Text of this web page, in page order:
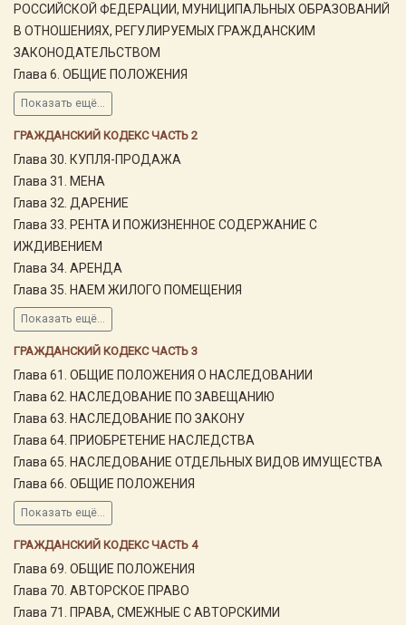
РОССИЙСКОЙ ФЕДЕРАЦИИ, МУНИЦИПАЛЬНЫХ ОБРАЗОВАНИЙ
В ОТНОШЕНИЯХ, РЕГУЛИРУЕМЫХ ГРАЖДАНСКИМ
ЗАКОНОДАТЕЛЬСТВОМ
Глава 6. ОБЩИЕ ПОЛОЖЕНИЯ
Показать ещё...
ГРАЖДАНСКИЙ КОДЕКС ЧАСТЬ 2
Глава 30. КУПЛЯ-ПРОДАЖА
Глава 31. МЕНА
Глава 32. ДАРЕНИЕ
Глава 33. РЕНТА И ПОЖИЗНЕННОЕ СОДЕРЖАНИЕ С
ИЖДИВЕНИЕМ
Глава 34. АРЕНДА
Глава 35. НАЕМ ЖИЛОГО ПОМЕЩЕНИЯ
Показать ещё...
ГРАЖДАНСКИЙ КОДЕКС ЧАСТЬ 3
Глава 61. ОБЩИЕ ПОЛОЖЕНИЯ О НАСЛЕДОВАНИИ
Глава 62. НАСЛЕДОВАНИЕ ПО ЗАВЕЩАНИЮ
Глава 63. НАСЛЕДОВАНИЕ ПО ЗАКОНУ
Глава 64. ПРИОБРЕТЕНИЕ НАСЛЕДСТВА
Глава 65. НАСЛЕДОВАНИЕ ОТДЕЛЬНЫХ ВИДОВ ИМУЩЕСТВА
Глава 66. ОБЩИЕ ПОЛОЖЕНИЯ
Показать ещё...
ГРАЖДАНСКИЙ КОДЕКС ЧАСТЬ 4
Глава 69. ОБЩИЕ ПОЛОЖЕНИЯ
Глава 70. АВТОРСКОЕ ПРАВО
Глава 71. ПРАВА, СМЕЖНЫЕ С АВТОРСКИМИ